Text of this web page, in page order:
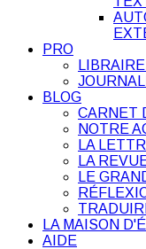
PRO
BLOG
CARNET
NOTRE
LA
LA
LE
LA MAISON
AIDE